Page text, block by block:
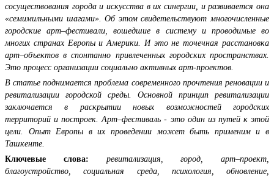
сосуществования города и искусства в их синергии, и развивается она
«семимильными шагами». Об этом свидетельствуют многочисленные
городские арт–фестивали, вошедшие в систему и проводимые во
многих странах Европы и Америки. И это не точечная расстановка
арт–объектов в спонтанно привлеченных городских пространствах.
Это процесс организации социально активных арт-проектов.
В статье поднимается проблема современного прочтения реновации и
ревитализации городской среды. Основной принцип ревитализации
заключается в раскрытии новых возможностей городских
территорий и построек. Арт–фестиваль - это один из путей к этой
цели. Опыт Европы в их проведении может быть применим и в
Ташкенте.
Ключевые слова: ревитализация, город, арт–проект,
благоустройство, социальная среда, психология, обновление,